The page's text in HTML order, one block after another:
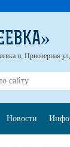
п, Приозерная
Новости